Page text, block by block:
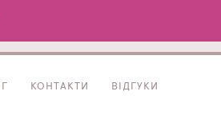
КОНТАКТИ ВІДГУКИ